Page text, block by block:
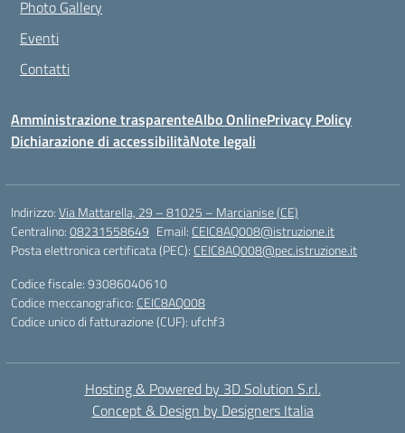
Photo Gallery
Eventi
Contatti
Amministrazione trasparenteAlbo OnlinePrivacy Policy
Dichiarazione di accessibilitàNote legali
Indirizzo:Via Mattarella, 29 – 81025 – Marcianise (CE)
Centralino:08231558649 Email: CEIC8AQ008@istruzione.it
Posta elettronica certificata (PEC): CEIC8AQ008@pec.istruzione.it
Codice fiscale: 93086040610
Codice meccanografico: CEIC8AQ008
Codice unico di fatturazione (CUF): ufchf3
Hosting & Powered by 3D Solution S.r.l.
Concept & Design by Designers Italia